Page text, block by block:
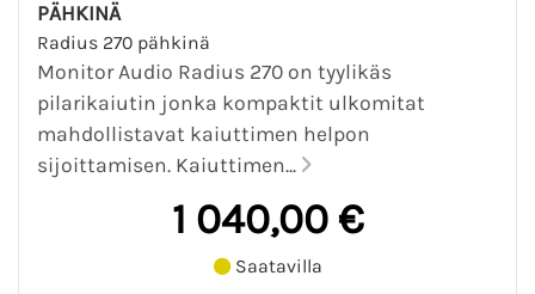
PÄHKINÄ
Radius 270 pähkinä
Monitor Audio Radius 270 on tyylikäs
pilarikaiutin jonka kompaktit ulkomitat
mahdollistavat kaiuttimen helpon
sijoittamisen. Kaiuttimen...
1 040,00 €
Saatavilla